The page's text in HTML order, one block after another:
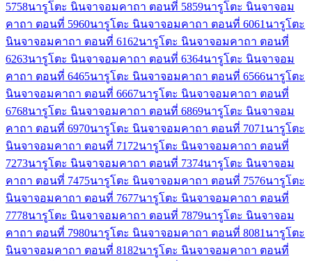
5758นารูโตะ นินจาจอมคาถา ตอนที่ 5859นารูโตะ นินจาจอม
คาถา ตอนที่ 5960นารูโตะ นินจาจอมคาถา ตอนที่ 6061 นารูโตะ
นินจาจอมคาถา ตอนที่ 6162นารูโตะ นินจาจอมคาถา ตอนที่
6263นารูโตะ นินจาจอมคาถา ตอนที่ 6364นารูโตะ นินจาจอม
คาถา ตอนที่ 6465นารูโตะ นินจาจอมคาถา ตอนที่ 6566นารูโตะ
นินจาจอมคาถา ตอนที่ 6667นารูโตะ นินจาจอมคาถา ตอนที่
6768นารูโตะ นินจาจอมคาถา ตอนที่ 6869นารูโตะ นินจาจอม
คาถา ตอนที่ 6970นารูโตะ นินจาจอมคาถา ตอนที่ 7071 นารูโตะ
นินจาจอมคาถา ตอนที่ 71 72นารูโตะ นินจาจอมคาถา ตอนที่
7273นารูโตะ นินจาจอมคาถา ตอนที่ 7374นารูโตะ นินจาจอม
คาถา ตอนที่ 7475นารูโตะ นินจาจอมคาถา ตอนที่ 7576นารูโตะ
นินจาจอมคาถา ตอนที่ 7677นารูโตะ นินจาจอมคาถา ตอนที่
7778นารูโตะ นินจาจอมคาถา ตอนที่ 7879นารูโตะ นินจาจอม
คาถา ตอนที่ 7980นารูโตะ นินจาจอมคาถา ตอนที่ 8081 นารูโตะ
นินจาจอมคาถา ตอนที่ 8182นารูโตะ นินจาจอมคาถา ตอนที่